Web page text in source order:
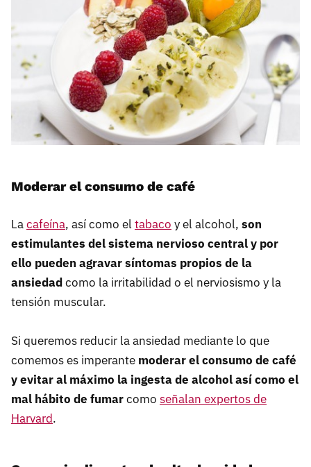
Moderar el consumo de café
Lacafeína, así como el tabaco y el alcohol, son
estimulantes del sistema nervioso central y por
ello pueden agravar síntomas propios de la
ansiedadcomo la irritabilidad o el nerviosismo y la
tensión muscular.
Si queremos reducir la ansiedad mediante lo que
comemos es imperante moderar el consumo de café
y evitar al máximo la ingesta de alcohol así como el
mal hábito de fumarcomo señalan expertos de
Harvard.